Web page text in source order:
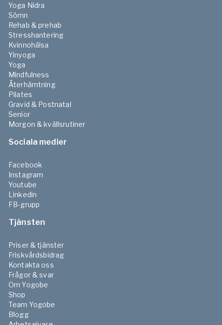
Yoga Nidra
Sömn
Rehab & prehab
Stresshantering
Kvinnohälsa
Yinyoga
Yoga
Mindfulness
Återhämtning
Pilates
Gravid & Postnatal
Senior
Morgon & kvällsrutiner
Sociala medier
Facebook
Instagram
Youtube
Linkedin
FB-grupp
Tjänsten
Priser & tjänster
Friskvårdsbidrag
Kontakta oss
Frågor & svar
Om Yogobe
Shop
Team Yogobe
Blogg